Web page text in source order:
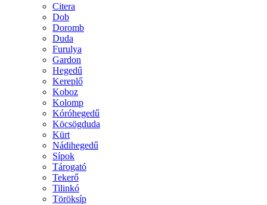
Citera
Dob
Doromb
Duda
Furulya
Gardon
Hegedű
Kereplő
Koboz
Kolomp
Kóróhegedű
Köcsögduda
Kürt
Nádihegedű
Sípok
Tárogató
Tekerő
Tilinkó
Töröksíp